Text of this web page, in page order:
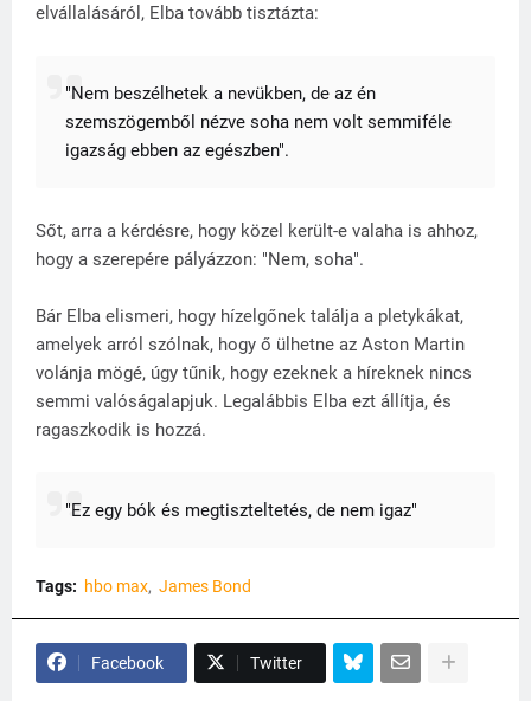
elvállalásáról, Elba tovább tisztázta:
"Nem beszélhetek a nevükben, de az én
szemszögemből nézve soha nem volt semmiféle
igazság ebben az egészben".
Sőt, arra a kérdésre, hogy közel került-e valaha is ahhoz,
hogy a szerepére pályázzon: "Nem, soha".
Bár Elba elismeri, hogy hízelgőnek találja a pletykákat,
amelyek arról szólnak, hogy ő ülhetne az Aston Martin
volánja mögé, úgy tűnik, hogy ezeknek a híreknek nincs
semmi valóságalapjuk. Legalábbis Elba ezt állítja, és
ragaszkodik is hozzá.
"Ez egy bók és megtiszteltetés, de nem igaz"
Tags: hbo max James Bond
Facebook Twitter